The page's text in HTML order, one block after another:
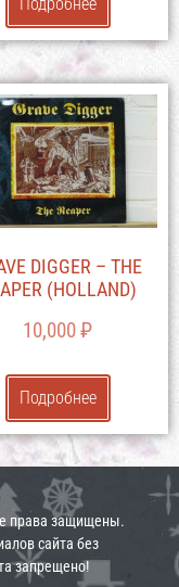
Подробнее
DIGGER – THE
(HOLLAND)
10,000₽
Подробнее
права защищены.
сайта без
запрещено!